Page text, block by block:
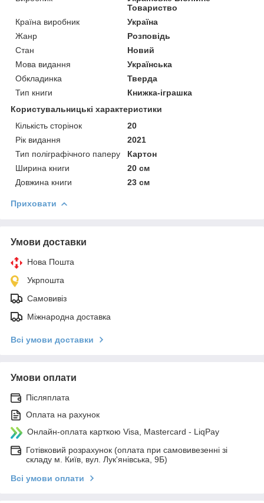
Товариство
Країна виробник
Україна
Жанр
Розповідь
Стан
Новий
Мова видання
Українська
Обкладинка
Тверда
Тип книги
Книжка-іграшка
Користувальницькі характеристики
Кількість сторінок
20
Рік видання
2021
Тип поліграфічного паперу
Картон
Ширина книги
20 см
Довжина книги
23 см
Приховати
Умови доставки
Нова Пошта
Укрпошта
Самовивіз
Міжнародна доставка
Всі умови доставки
Умови оплати
Післяплата
Оплата на рахунок
Онлайн-оплата карткою Visa, Mastercard - LiqPay
Готівковий розрахунок (оплата при самовивезенні зі
складу м. Київ, вул. Лук'янівська, 9Б)
Всі умови оплати